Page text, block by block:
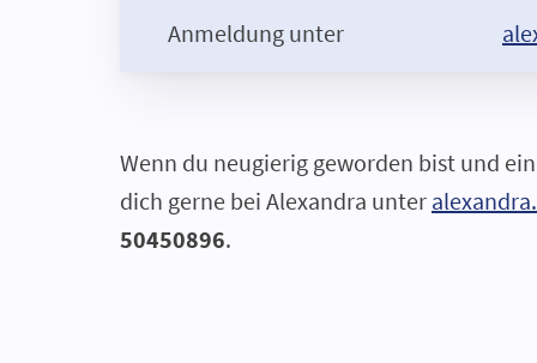
Anmeldung unter
Wenn du neugierig geworden bist und
dich gerne bei Alexandra unter
50450896.